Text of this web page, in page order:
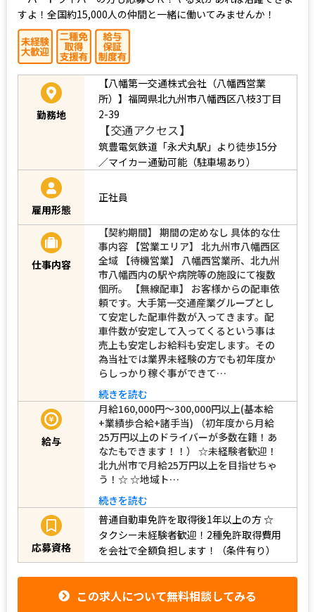
すよ！全国約15,000人の仲間と一緒に働いてみませんか！
勤務地
【八幡第一交通株式会社（八幡西営業
所）】福岡県北九州市八幡西区八枝3丁目
2-39
【交通アクセス】
筑豊電気鉄道「永犬丸駅」より徒歩15分
／マイカー通勤可能（駐車場あり）
雇用形態
正社員
仕事内容
【契約期間】 期間の定めなし 具体的な仕
事内容 【営業エリア】 北九州市八幡西区
全域 【待機営業】 八幡西営業所、北九州
市八幡西内の駅や病院等の施設にて複数
個所。 【無線配車】 お客様からの配車依
頼です。大手第一交通産業グループとし
て安定した配車件数が入ってきます。配
車件数が安定して入ってくるという事は
売上も安定しお給料も安定します。その
為当社では業界未経験の方でも初年度か
らしっかり稼ぐ事ができて…
続きを読む
給与
月給160,000円～300,000円以上(基本給
+業績歩合給+諸手当) （初年度から月給
25万円以上のドライバーが多数在籍！あ
なたもできます！！） ☆未経験者歓迎！
北九州市で月給25万円以上を目指せちゃ
う！☆ ☆地域ト…
続きを読む
応募資格
普通自動車免許を取得後1年以上の方☆
タクシー未経験者歓迎！2種免許取得費用
を会社で全額負担します！（条件有り）
この求人について無料相談してみる